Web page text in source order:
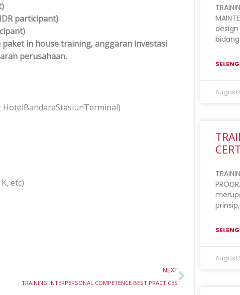
participant)
in house training, anggaran investasi
perusahaan.
HotelBandaraStasiunTerminal)
etc)
NEXT
TRAINING INTERPERSONAL COMPETENCE BEST PRACTICES
Next
August
August